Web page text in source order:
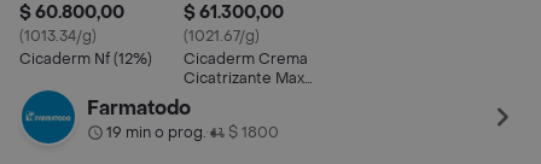
$ 60.800,00
(1013.34/g)
Cicaderm Nf (12%)
$ 61.300,00
(1021.67/g)
Cicaderm Crema
Cicatrizante Max
Humecta
Farmatodo
19 min o prog.• $ 1800